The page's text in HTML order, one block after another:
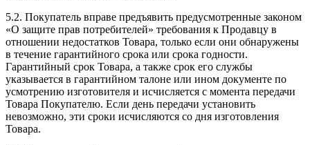
5.2. Покупатель вправе предъявить предусмотренные законом
«О защите прав потребителей» требования к Продавцу в
отношении недостатков Товара, только если они обнаружены
в течение гарантийного срока или срока годности.
Гарантийный срок Товара, а также срок его службы
указывается в гарантийном талоне или ином документе по
усмотрению изготовителя и исчисляется с момента передачи
Товара Покупателю. Если день передачи установить
невозможно, эти сроки исчисляются со дня изготовления
Товара.